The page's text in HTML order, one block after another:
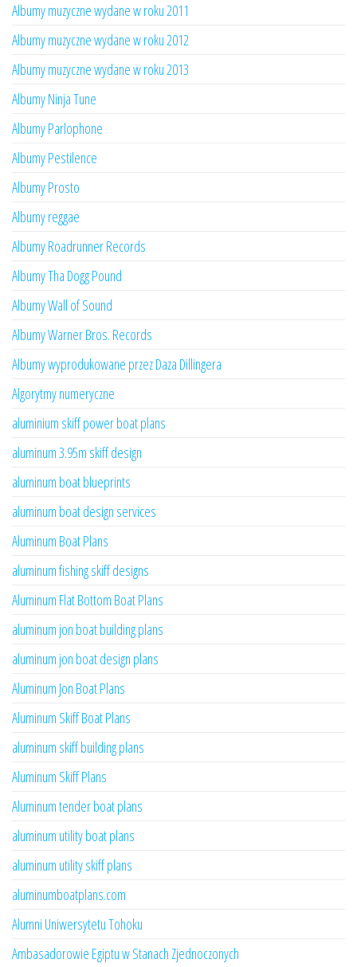
Albumy muzyczne wydane w roku 2011
Albumy muzyczne wydane w roku 2012
Albumy muzyczne wydane w roku 2013
Albumy Ninja Tune
Albumy Parlophone
Albumy Pestilence
Albumy Prosto
Albumy reggae
Albumy Roadrunner Records
Albumy Tha Dogg Pound
Albumy Wall of Sound
Albumy Warner Bros. Records
Albumy wyprodukowane przez Daza Dillingera
Algorytmy numeryczne
aluminium skiff power boat plans
aluminum 3.95m skiff design
aluminum boat blueprints
aluminum boat design services
Aluminum Boat Plans
aluminum fishing skiff designs
Aluminum Flat Bottom Boat Plans
aluminum jon boat building plans
aluminum jon boat design plans
Aluminum Jon Boat Plans
Aluminum Skiff Boat Plans
aluminum skiff building plans
Aluminum Skiff Plans
Aluminum tender boat plans
aluminum utility boat plans
aluminum utility skiff plans
aluminumboatplans.com
Alumni Uniwersytetu Tohoku
Ambasadorowie Egiptu w Stanach Zjednoczonych